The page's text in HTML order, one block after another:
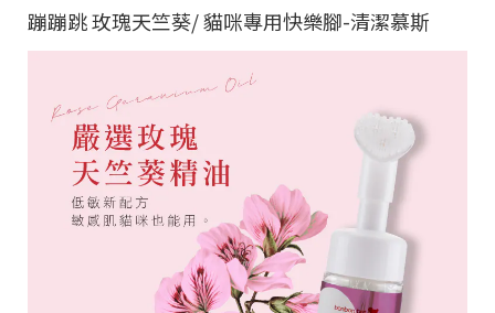
蹦蹦跳 玫瑰天竺葵/ 貓咪專用快樂腳-清潔慕斯